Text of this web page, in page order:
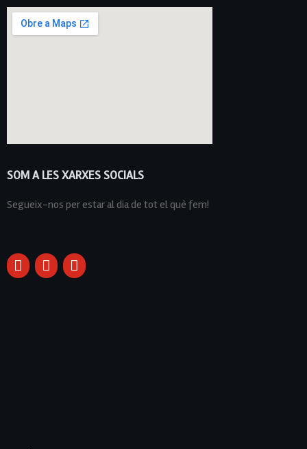
SOM A LES XARXES SOCIALS
Segueix-nos per estar al dia de tot el què fem!